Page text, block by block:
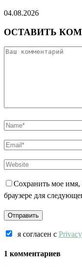
04.08.2026
ОСТАВИТЬ
Сохранить мое имя,
браузере для
я согласен c
1 комментариев